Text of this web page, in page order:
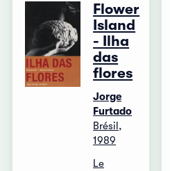
Flower
Island
- Ilha
das
flores
Jorge
Furtado
Brésil,
1989
Le